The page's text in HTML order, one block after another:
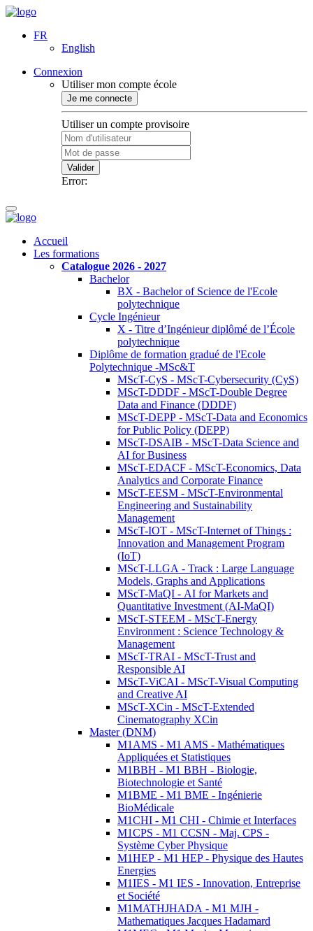
FR
English
Connexion
Utiliser mon compte école
Je me connecte
Utiliser un compte provisoire
Valider
Error:
Accueil
Les formations
Catalogue 2026 - 2027
Bachelor
BX - Bachelor of Science de l'Ecole
polytechnique
Cycle Ingénieur
X - Titre d’Ingénieur diplômé de l’École
polytechnique
Diplôme de formation gradué de l'Ecole
Polytechnique -MSc&T
MScT-CyS - MScT-Cybersecurity (CyS)
MScT-DDDF - MScT-Double Degree
Data and Finance (DDDF)
MScT-DEPP - MScT-Data and Economics
for Public Policy (DEPP)
MScT-DSAIB - MScT-Data Science and
AI for Business
MScT-EDACF - MScT-Economics, Data
Analytics and Corporate Finance
MScT-EESM - MScT-Environmental
Engineering and Sustainability
Management
MScT-IOT - MScT-Internet of Things :
Innovation and Management Program
(IoT)
MScT-LLGA - Track : Large Language
Models, Graphs and Applications
MScT-MaQI - AI for Markets and
Quantitative Investment (AI-MaQI)
MScT-STEEM - MScT-Energy
Environment : Science Technology &
Management
MScT-TRAI - MScT-Trust and
Responsible AI
MScT-ViCAI - MScT-Visual Computing
and Creative AI
MScT-XCin - MScT-Extended
Cinematography XCin
Master (DNM)
M1AMS - M1 AMS - Mathématiques
Appliquées et Statistiques
M1BBH - M1 BBH - Biologie,
Biotechnologie et Santé
M1BME - M1 BME - Ingénierie
BioMédicale
M1CHI - M1 CHI - Chimie et Interfaces
M1CPS - M1 CCSN - Maj. CPS -
Système Cyber Physique
M1HEP - M1 HEP - Physique des Hautes
Energies
M1IES - M1 IES - Innovation, Entreprise
et Société
M1MATHJHADA - M1 MJH -
Mathematiques Jacques Hadamard